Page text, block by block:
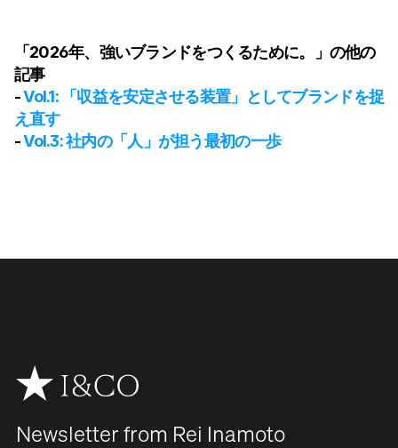
「2026年、強いブランドをつくるために。」の他の
記事
- Vol.1: 「収益を安定させる装置」としてブランドを捉
え直す
- Vol.3: 社内の「人」が担う最初の一歩
Newsletter from Rei Inamoto